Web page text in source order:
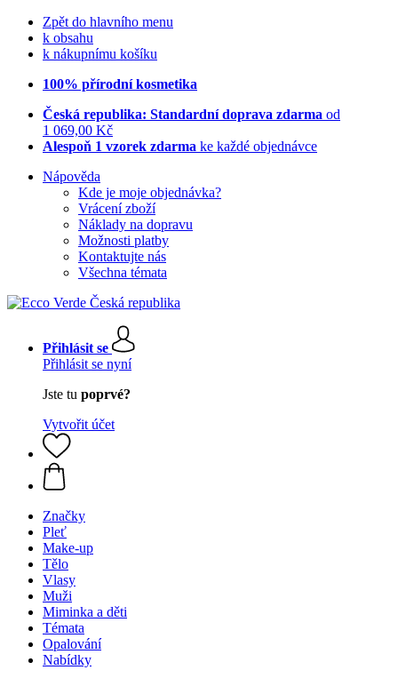
Zpět do hlavního menu
k obsahu
k nákupnímu košíku
100% přírodní kosmetika
Česká republika: Standardní doprava zdarma od
1 069,00 Kč
Alespoň 1 vzorek zdarma ke každé objednávce
Nápověda
Kde je moje objednávka?
Vrácení zboží
Náklady na dopravu
Možnosti platby
Kontaktujte nás
Všechna témata
Přihlásit se
Přihlásit se nyní
Jste tu poprvé?
Vytvořit účet
Značky
Pleť
Make-up
Tělo
Vlasy
Muži
Miminka a děti
Témata
Opalování
Nabídky